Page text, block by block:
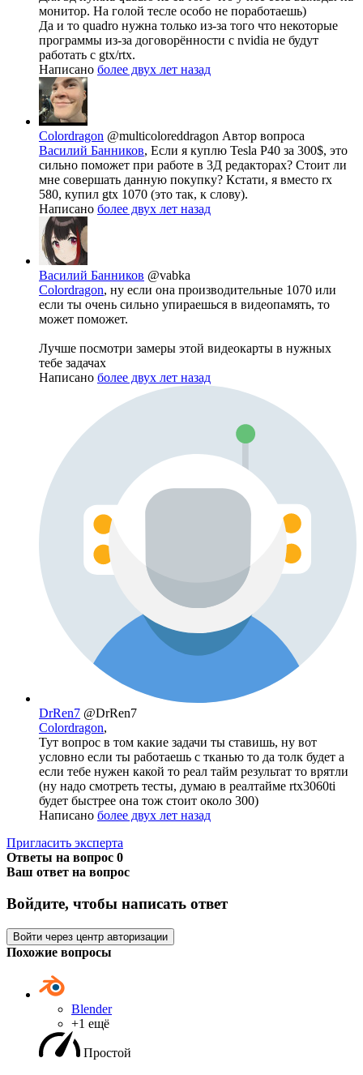
монитор. На голой тесле особо не поработаешь)
Да и то quadro нужна только из-за того что некоторые
программы из-за договорённости с nvidia не будут
работать с gtx/rtx.
Написано более двух лет назад
Colordragon @multicoloreddragon Автор вопроса
Василий Банников, Если я куплю Tesla P40 за 300$, это
сильно поможет при работе в 3Д редакторах? Стоит ли
мне совершать данную покупку? Кстати, я вместо rx
580, купил gtx 1070 (это так, к слову).
Написано более двух лет назад
Василий Банников @vabka
Colordragon, ну если она производительные 1070 или
если ты очень сильно упираешься в видеопамять, то
может поможет.
Лучше посмотри замеры этой видеокарты в нужных
тебе задачах
Написано более двух лет назад
DrRen7 @DrRen7
Colordragon,
Тут вопрос в том какие задачи ты ставишь, ну вот
условно если ты работаешь с тканью то да толк будет а
если тебе нужен какой то реал тайм результат то врятли
(ну надо смотреть тесты, думаю в реалтайме rtx3060ti
будет быстрее она тож стоит около 300)
Написано более двух лет назад
Пригласить эксперта
Ответы на вопрос 0
Ваш ответ на вопрос
Войдите, чтобы написать ответ
Войти через центр авторизации
Похожие вопросы
Blender
+1 ещё
Простой